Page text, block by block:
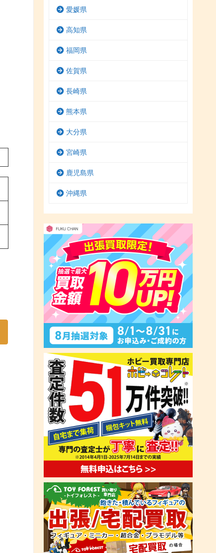
愛媛県
高知県
福岡県
佐賀県
長崎県
熊本県
大分県
宮崎県
鹿児島県
沖縄県